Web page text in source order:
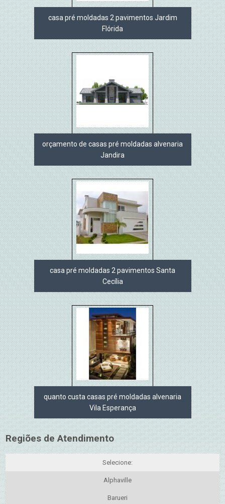
casa pré moldadas 2 pavimentos Jardim
Flórida
orçamento de casas pré moldadas alvenaria
Jandira
casa pré moldadas 2 pavimentos Santa
Cecília
quanto custa casas pré moldadas alvenaria
Vila Esperança
Regiões de Atendimento
Selecione:
Alphaville
Barueri